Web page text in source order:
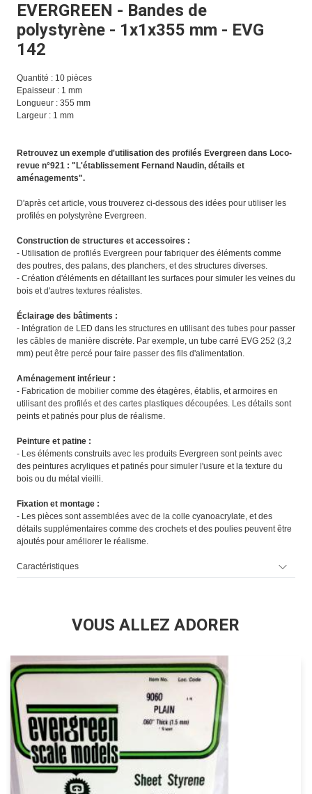
EVERGREEN - Bandes de
polystyrène - 1x1x355 mm - EVG
142
Quantité : 10 pièces
Epaisseur : 1 mm
Longueur : 355 mm
Largeur : 1 mm
Retrouvez un exemple d'utilisation des profilés Evergreen dans Loco-
revue n°921 : "L'établissement Fernand Naudin, détails et
aménagements".
D'après cet article, vous trouverez ci-dessous des idées pour utiliser les
profilés en polystyrène Evergreen.
Construction de structures et accessoires :
- Utilisation de profilés Evergreen pour fabriquer des éléments comme
des poutres, des palans, des planchers, et des structures diverses.
- Création d'éléments en détaillant les surfaces pour simuler les veines du
bois et d'autres textures réalistes.
Éclairage des bâtiments :
- Intégration de LED dans les structures en utilisant des tubes pour passer
les câbles de manière discrète. Par exemple, un tube carré EVG 252 (3,2
mm) peut être percé pour faire passer des fils d'alimentation.
Aménagement intérieur :
- Fabrication de mobilier comme des étagères, établis, et armoires en
utilisant des profilés et des cartes plastiques découpées. Les détails sont
peints et patinés pour plus de réalisme.
Peinture et patine :
- Les éléments construits avec les produits Evergreen sont peints avec
des peintures acryliques et patinés pour simuler l'usure et la texture du
bois ou du métal vieilli.
Fixation et montage :
- Les pièces sont assemblées avec de la colle cyanoacrylate, et des
détails supplémentaires comme des crochets et des poulies peuvent être
ajoutés pour améliorer le réalisme.
Caractéristiques
VOUS ALLEZ ADORER